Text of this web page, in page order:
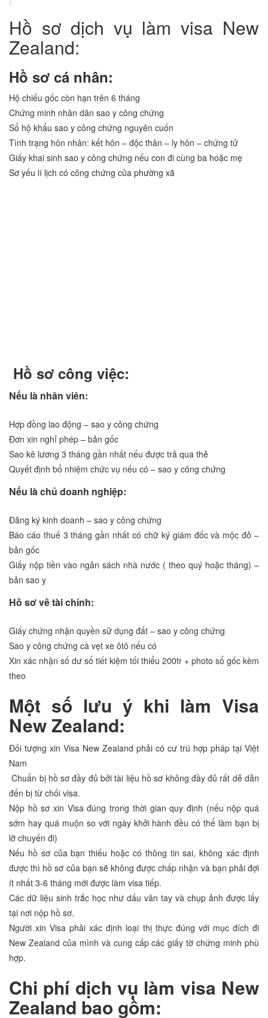
Hồ sơ dịch vụ làm visa New
Zealand:
Hồ sơ cá nhân:
Hộ chiếu gốc còn hạn trên 6 tháng
Chứng minh nhân dân sao y công chứng
Sổ hộ khẩu sao y công chứng nguyên cuốn
Tình trạng hôn nhân: kết hôn – độc thân – ly hôn – chứng tử
Giấy khai sinh sao y công chứng nếu con đi cùng ba hoặc mẹ
Sơ yếu lí lịch có công chứng của phường xã
Hồ sơ công việc:
Nếu là nhân viên:
Hợp đồng lao động – sao y công chứng
Đơn xin nghỉ phép – bản gốc
Sao kê lương 3 tháng gần nhất nếu được trả qua thẻ
Quyết định bổ nhiệm chức vụ nếu có – sao y công chứng
Nếu là chủ doanh nghiệp:
Đăng ký kinh doanh – sao y công chứng
Báo cáo thuế 3 tháng gần nhất có chữ ký giám đốc và mộc đỏ –
bản gốc
Giấy nộp tiền vào ngân sách nhà nước ( theo quý hoặc tháng) –
bản sao y
Hồ sơ về tài chính:
Giấy chứng nhận quyền sử dụng đất – sao y công chứng
Sao y công chứng cà vẹt xe ôtô nếu có
Xin xác nhận số dư sổ tiết kiệm tối thiểu 200tr + photo sổ gốc kèm
theo
Một số lưu ý khi làm Visa
New Zealand:
Đối tượng xin Visa New Zealand phải có cư trú hợp pháp tại Việt
Nam
Chuẩn bị hồ sơ đầy đủ bởi tài liệu hồ sơ không đầy đủ rất dễ dẫn
đến bị từ chối visa.
Nộp hồ sơ xin Visa đúng trong thời gian quy định (nếu nộp quá
sớm hay quá muộn so với ngày khởi hành đều có thể làm bạn bị
lỡ chuyến đi)
Nếu hồ sơ của bạn thiếu hoặc có thông tin sai, không xác định
được thì hồ sơ của bạn sẽ không được chấp nhận và bạn phải đợi
ít nhất 3-6 tháng mới được làm visa tiếp.
Các dữ liệu sinh trắc học như dấu vân tay và chụp ảnh được lấy
tại nơi nộp hồ sơ.
Người xin Visa phải xác định loại thị thực đúng với mục đích đi
New Zealand của mình và cung cấp các giấy tờ chứng minh phù
hợp.
Chi phí dịch vụ làm visa New
Zealand bao gồm: